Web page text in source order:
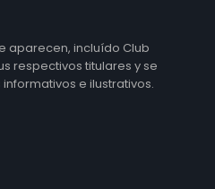
aparecen, incluído Club
respectivos titulares y se
e ilustrativos.